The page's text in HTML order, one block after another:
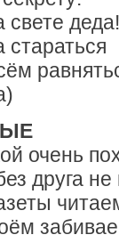
свете деда!
стараться
очень
друга